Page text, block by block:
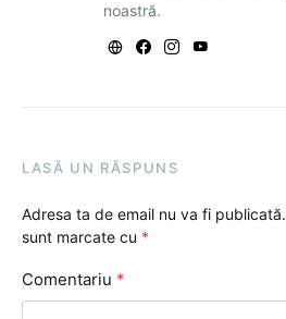
noastră.
LASĂ UN RĂSPUNS
Adresa ta de email nu va fi publicată.
sunt marcate cu *
Comentariu *